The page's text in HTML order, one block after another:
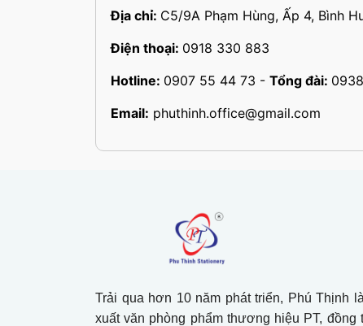
Địa chỉ: C5/9A Phạm Hùng, Ấp 4, Bình
Điện thoại: 0918 330 883
Hotline: 0907 55 44 73 - Tổng đài:
Email: phuthinh.office@gmail.com
Trải qua hơn 10 năm phát triển, Phú Thịnh
xuất văn phòng phẩm thương hiệu PT, đồng